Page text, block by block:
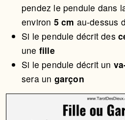
pendez le pendule dans
environ 5 cm au-dessus
Si le pendule décrit des
une fille
Si le pendule décrit un
sera un garçon